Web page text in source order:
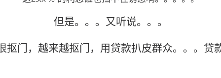
但是。。。又听说。。。
抠门，越来越抠门，用贷款扒皮群众。。。贷